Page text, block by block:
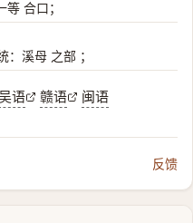
合口；
溪母 之部 ；
语 赣语 闽语
反馈